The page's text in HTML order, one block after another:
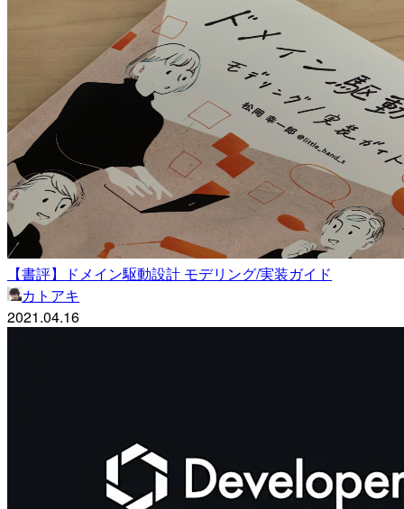
【書評】ドメイン駆動設計 モデリング/実装ガイド
カトアキ
2021.04.16